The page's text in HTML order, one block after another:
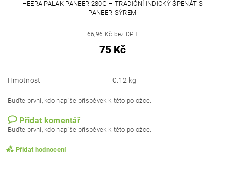
HEERA PALAK PANEER 280G – TRADIČNÍ INDICKÝ ŠPENÁT S
PANEER SÝREM
66,96 Kč bez DPH
75 Kč
Hmotnost 0.12 kg
Buďte první, kdo napíše příspěvek k této položce.
Přidat komentář
Buďte první, kdo napíše příspěvek k této položce.
Přidat hodnocení